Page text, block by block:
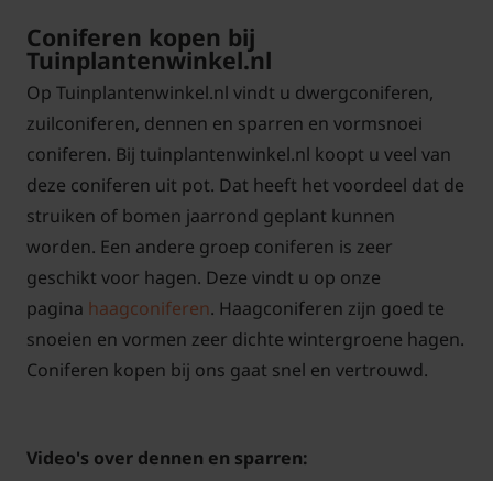
Coniferen kopen bij
Tuinplantenwinkel.nl
Op Tuinplantenwinkel.nl vindt u dwergconiferen,
zuilconiferen, dennen en sparren en vormsnoei
coniferen. Bij tuinplantenwinkel.nl koopt u veel van
deze coniferen uit pot. Dat heeft het voordeel dat de
struiken of bomen jaarrond geplant kunnen
worden. Een andere groep coniferen is zeer
geschikt voor hagen. Deze vindt u op onze
pagina haagconiferen. Haagconiferen zijn goed te
snoeien en vormen zeer dichte wintergroene hagen.
Coniferen kopen bij ons gaat snel en vertrouwd.
Video's over dennen en sparren: